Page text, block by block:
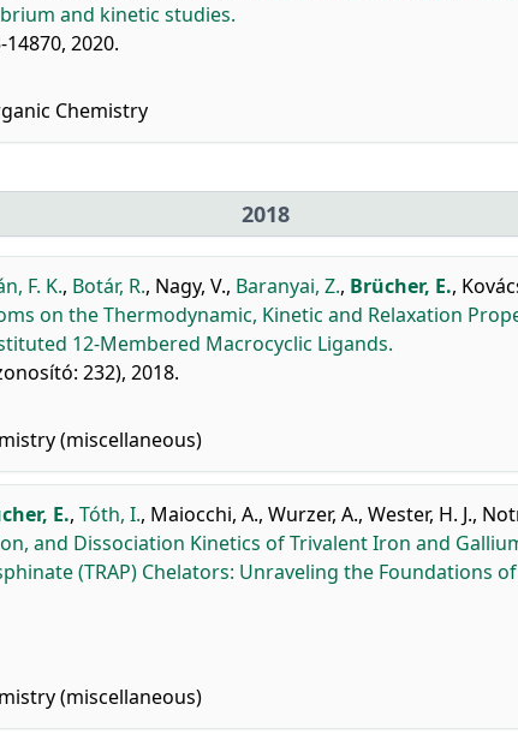
and kinetic studies.
14870, 2020.
Chemistry
2018
F. K., Botár, R., Nagy, V., Baranyai, Z., Brücher, E.,
on the Thermodynamic, Kinetic and Relaxation
12-Membered Macrocyclic Ligands.
232), 2018.
(miscellaneous)
E., Tóth, I., Maiocchi, A., Wurzer, A., Wester, H. J.,
and Dissociation Kinetics of Trivalent Iron and
(TRAP) Chelators: Unraveling the Foundations
(miscellaneous)